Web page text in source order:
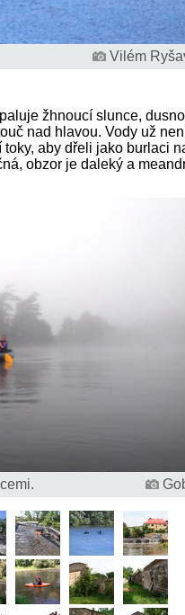
Vilém
žhnoucí slunce,
nad hlavou. Vody už
aby dřeli jako burlaci
obzor je daleký a